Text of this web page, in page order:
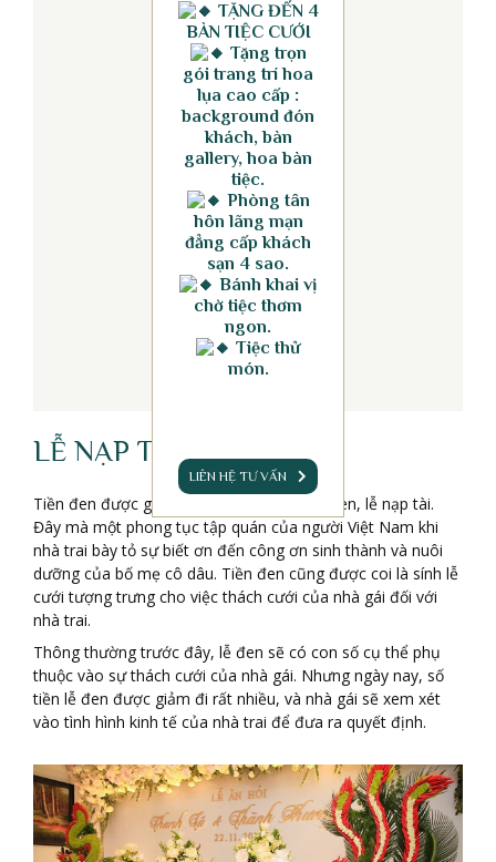
TẶNG ĐẾN 4
BÀN TIỆC CƯỚI
Tặng trọn
gói trang trí hoa
lụa cao cấp :
background đón
khách, bàn
gallery, hoa bàn
tiệc.
Phòng tân
hôn lãng mạn
đẳng cấp khách
sạn 4 sao.
Bánh khai vị
chờ tiệc thơm
ngon.
Tiệc thử
món.
LIÊN HỆ TƯ VẤN
LỄ NẠP TÀI
Tiền đen được gọi là phong bì tiền hay lễ đen, lễ nạp tài.
Đây mà một phong tục tập quán của người Việt Nam khi
nhà trai bày tỏ sự biết ơn đến công ơn sinh thành và nuôi
dưỡng của bố mẹ cô dâu. Tiền đen cũng được coi là sính lễ
cưới tượng trưng cho việc thách cưới của nhà gái đối với
nhà trai.
Thông thường trước đây, lễ đen sẽ có con số cụ thể phụ
thuộc vào sự thách cưới của nhà gái. Nhưng ngày nay, số
tiền lễ đen được giảm đi rất nhiều, và nhà gái sẽ xem xét
vào tình hình kinh tế của nhà trai để đưa ra quyết định.